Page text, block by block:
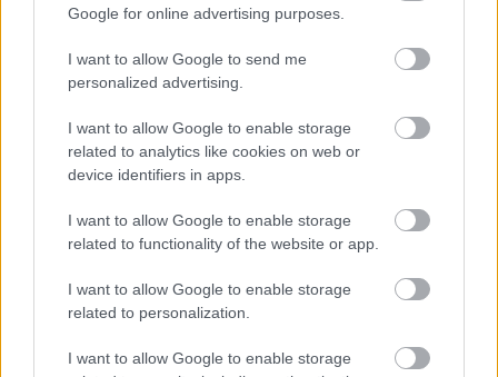
Google for online advertising purposes.
I want to allow Google to send me
personalized advertising.
I want to allow Google to enable storage
related to analytics like cookies on web or
device identifiers in apps.
I want to allow Google to enable storage
related to functionality of the website or app.
I want to allow Google to enable storage
related to personalization.
I want to allow Google to enable storage
Az American Truck Simulator február huszadikán jelenik
meg, kizárólag PC-re.